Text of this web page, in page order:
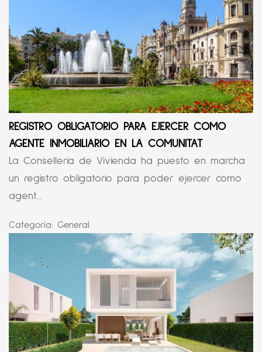
REGISTRO OBLIGATORIO PARA EJERCER COMO
AGENTE INMOBILIARIO EN LA COMUNITAT
La Conselleria de Vivienda ha puesto en marcha
un registro obligatorio para poder ejercer como
agent...
Categoría: General